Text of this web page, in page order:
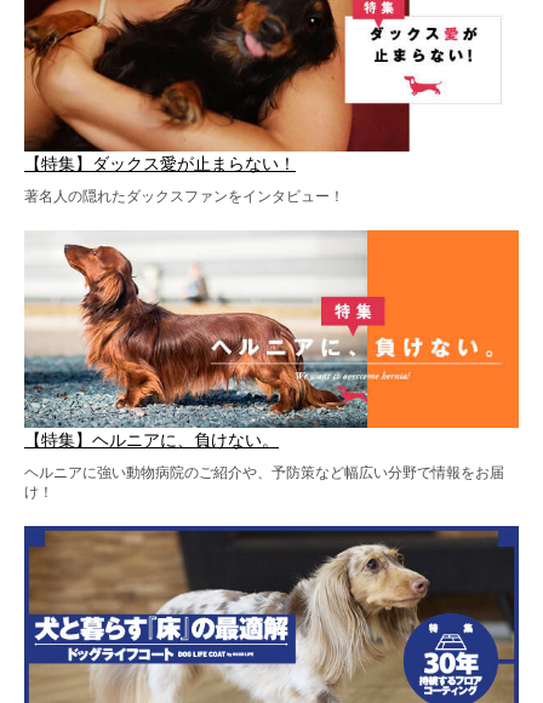
【特集】ダックス愛が止まらない！
著名人の隠れたダックスファンをインタビュー！
【特集】ヘルニアに、負けない。
ヘルニアに強い動物病院のご紹介や、予防策など幅広い分野で情報をお届
け！